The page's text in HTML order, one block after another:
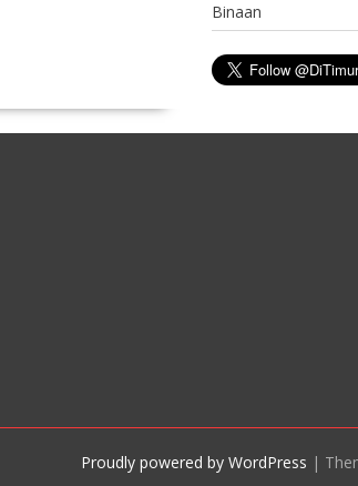
Binaan
Proudly powered by WordPress |